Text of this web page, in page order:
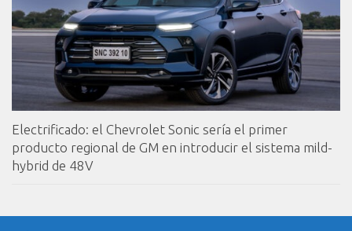
Electrificado: el Chevrolet Sonic sería el primer
producto regional de GM en introducir el sistema mild-
hybrid de 48V